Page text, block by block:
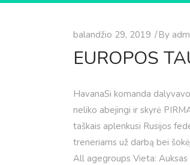
balandžio 29, 2019 By
EUROPOS
HavanaSi komanda
neliko abejingi ir skyrė
taškais aplenkusi Rusijos
treneriams už darbą bei
All agegroups Vieta: